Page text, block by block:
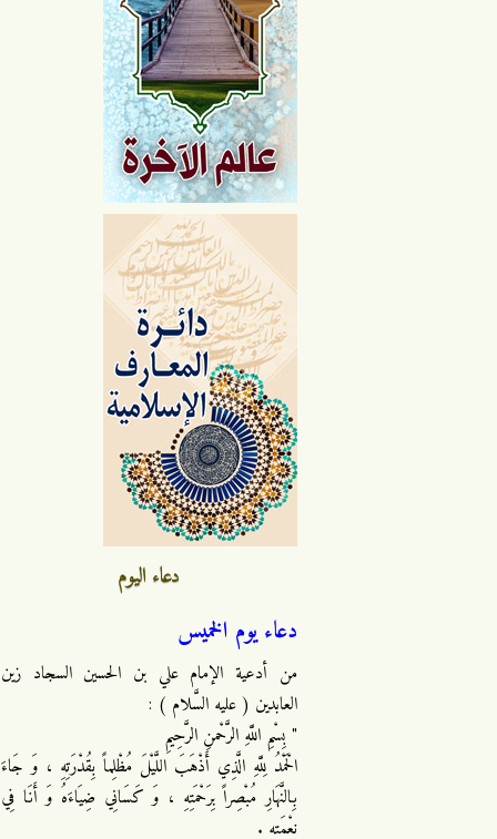
دعاء اليوم
دعاء يوم الخميس
من أدعية الإمام علي بن الحسين السجاد زين
العابدين ( عليه السَّلام ) :
" بِسْمِ اللَّهِ الرَّحْمنِ الرَّحِيمِ
الْحَمْدُ لِلَّهِ الَّذِي أَذْهَبَ اللَّيْلَ مُظْلِماً بِقُدْرَتِهِ ، وَ جَاءَ
بِالنَّهَارِ مُبْصِراً بِرَحْمَتِهِ ، وَ كَسَانِي ضِيَاءَهُ وَ أَنَا فِي
نِعْمَتِهِ .